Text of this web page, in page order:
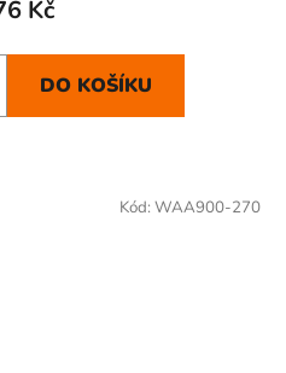
Kč
DO KOŠÍKU
Kód: WAA900-270